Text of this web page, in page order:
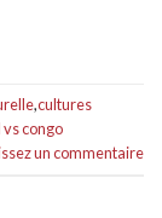
,cultures
vs congo
un commentaire